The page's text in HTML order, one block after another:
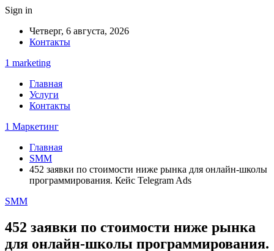
Sign in
Четверг, 6 августа, 2026
Контакты
1 marketing
Главная
Услуги
Контакты
1 Маркетинг
Главная
SMM
452 заявки по стоимости ниже рынка для онлайн-школы
программирования. Кейс Telegram Ads
SMM
452 заявки по стоимости ниже рынка
для онлайн-школы программирования.